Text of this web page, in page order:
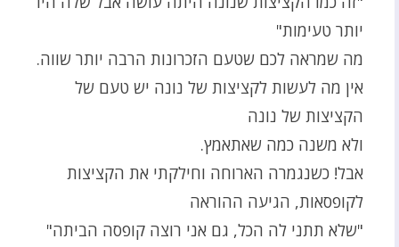
יותר טעימות"
מה שמראה לכם שטעם הזכרונות הרבה יותר שווה.
אין מה לעשות לקציצות של נונה יש טעם של
הקציצות של נונה
ולא משנה כמה שאתאמץ.
אבל! כשנגמרה הארוחה וחילקתי את הקציצות
לקופסאות, הגיעה ההוראה
"שלא תתני לה הכל, גם אני רוצה קופסה הביתה"